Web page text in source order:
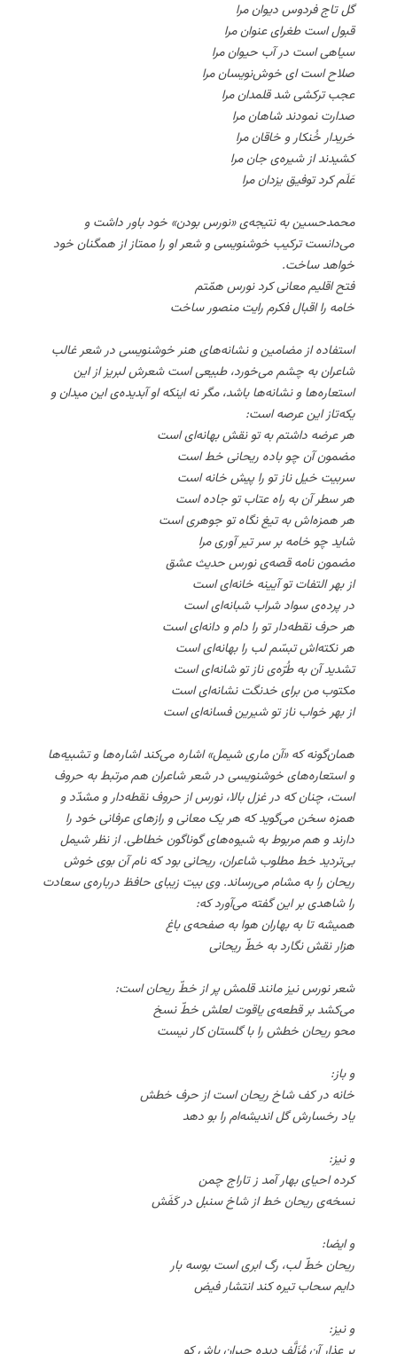
گل تاج فردوس دیوان مرا
قبول است طغرای عنوان مرا
سیاهی است در آب حیوان مرا
صلاح است ای خوش‌نویسان مرا
عجب ترکشی شد قلمدان مرا
صدارت نمودند شاهان مرا
خریدار خُنکار و خاقان مرا
کشیدند از شیره‌ی جان مرا
عَلَم کرد توفیق یزدان مرا
محمدحسین به نتیجه‌ی «نورس بودن» خود باور داشت و
می‌دانست ترکیب خوشنویسی و شعر او را ممتاز از همگنان خود
خواهد ساخت.
فتح اقلیم معانی کرد نورس همّتم
خامه را اقبال فکرم رایت منصور ساخت
استفاده از مضامین و نشانه‌های هنر خوشنویسی در شعر غالب
شاعران به چشم می‌خورد، طبیعی است شعرش لبریز از این
استعاره‌ها و نشانه‌ها باشد، مگر نه اینکه او آبدیده‌ی این میدان و
یکه‌تاز این عرصه است:
هر عرضه داشتم به تو نقش بهانه‌ای است
مضمون آن چو باده ریحانی خط است
سربیت خیل ناز تو را پیش خانه است
هر سطر آن به راه عتاب تو جاده است
هر همزه‌اش به تیغ نگاه تو جوهری است
شاید چو خامه بر سر تیر آوری مرا
مضمون نامه قصه‌ی نورس حدیث عشق
از بهر التفات تو آیینه خانه‌ای است
در پرده‌ی سواد شراب شبانه‌ای است
هر حرف نقطه‌دار تو را دام و دانه‌ای است
هر نکته‌اش تبسّم لب را بهانه‌ای است
تشدید آن به طُرّه‌ی ناز تو شانه‌ای است
مکتوب من برای خدنگت نشانه‌ای است
از بهر خواب ناز تو شیرین فسانه‌ای است
همان‌گونه که «آن ماری شیمل» اشاره می‌کند اشاره‌ها و تشبیه‌ها
و استعاره‌های خوشنویسی در شعر شاعران هم مرتبط به حروف
است، چنان که در غزل بالا، نورس از حروف نقطه‌دار و مشدّد و
همزه سخن می‌گوید که هر یک معانی و رازهای عرفانی خود را
دارند و هم مربوط به شیوه‌های گوناگون خطاطی. از نظر شیمل
بی‌تردید خط مطلوب شاعران، ریحانی بود که نام آن بوی خوش
ریحان را به مشام می‌رساند. وی بیت زیبای حافظ درباره‌ی سعادت
را شاهدی بر این گفته می‌آورد که:
همیشه تا به بهاران هوا به صفحه‌ی باغ
هزار نقش نگارد به خطّ ریحانی
شعر نورس نیز مانند قلمش پر از خطّ ریحان است:
می‌کشد بر قطعه‌ی یاقوت لعلش خطّ نسخ
محو ریحان خطش را با گلستان کار نیست
و باز:
خانه در کف شاخ ریحان است از حرف خطش
یاد رخسارش گل اندیشه‌ام را بو دهد
و نیز:
کرده احیای بهار آمد ز تاراج چمن
نسخه‌ی ریحان خط از شاخ سنبل در کَفَش
و ایضا:
ریحان خطّ لب، رگ ابری است بوسه بار
دایم سحاب تیره کند انتشار فیض
و نیز: